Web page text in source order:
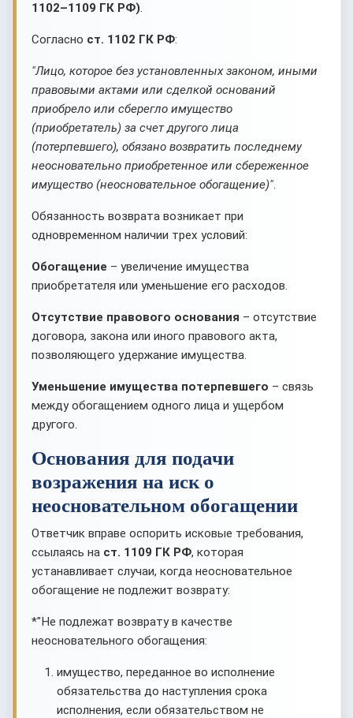
1102–1109 ГК РФ).
Согласно ст. 1102 ГК РФ:
"Лицо, которое без установленных законом, иными
правовыми актами или сделкой оснований
приобрело или сберегло имущество
(приобретатель) за счет другого лица
(потерпевшего), обязано возвратить последнему
неосновательно приобретенное или сбереженное
имущество (неосновательное обогащение)".
Обязанность возврата возникает при
одновременном наличии трех условий:
Обогащение – увеличение имущества
приобретателя или уменьшение его расходов.
Отсутствие правового основания – отсутствие
договора, закона или иного правового акта,
позволяющего удержание имущества.
Уменьшение имущества потерпевшего – связь
между обогащением одного лица и ущербом
другого.
Основания для подачи
возражения на иск о
неосновательном обогащении
Ответчик вправе оспорить исковые требования,
ссылаясь на ст. 1109 ГК РФ, которая
устанавливает случаи, когда неосновательное
обогащение не подлежит возврату:
*"Не подлежат возврату в качестве
неосновательного обогащения:
имущество, переданное во исполнение
обязательства до наступления срока
исполнения, если обязательством не